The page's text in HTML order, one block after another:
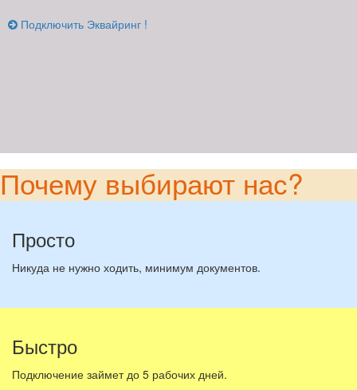
Подключить Эквайринг !
Почему выбирают нас?
Просто
Никуда не нужно ходить, минимум документов.
Быстро
Подключение займет до 5 рабочих дней.